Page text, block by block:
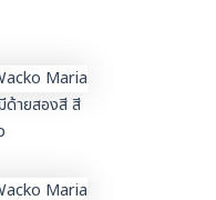
ด้ายสองสี สี